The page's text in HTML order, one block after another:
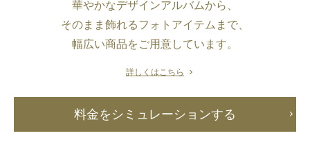
華やかなデザインアルバムから、
そのまま飾れるフォトアイテムまで、
幅広い商品をご用意しています。
詳しくはこちら
料金をシミュレーションする